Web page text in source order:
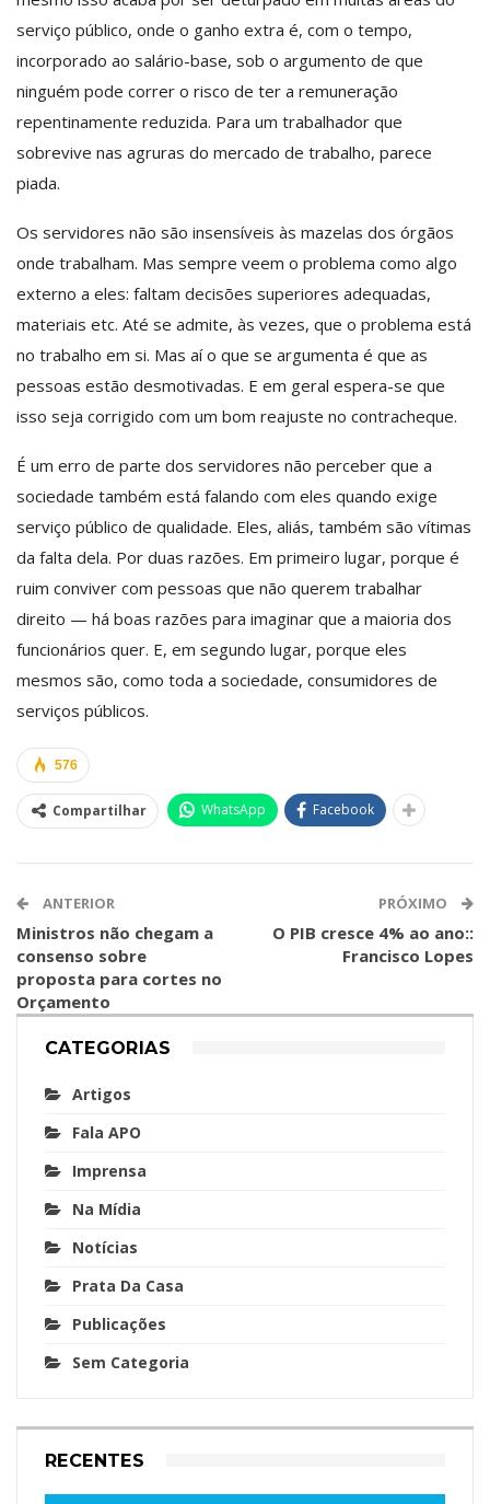
serviço público, onde o ganho extra é, com o tempo,
incorporado ao salário-base, sob o argumento de que
ninguém pode correr o risco de ter a remuneração
repentinamente reduzida. Para um trabalhador que
sobrevive nas agruras do mercado de trabalho, parece
piada.
Os servidores não são insensíveis às mazelas dos órgãos
onde trabalham. Mas sempre veem o problema como algo
externo a eles: faltam decisões superiores adequadas,
materiais etc. Até se admite, às vezes, que o problema está
no trabalho em si. Mas aí o que se argumenta é que as
pessoas estão desmotivadas. E em geral espera-se que
isso seja corrigido com um bom reajuste no contracheque.
É um erro de parte dos servidores não perceber que a
sociedade também está falando com eles quando exige
serviço público de qualidade. Eles, aliás, também são vítimas
da falta dela. Por duas razões. Em primeiro lugar, porque é
ruim conviver com pessoas que não querem trabalhar
direito — há boas razões para imaginar que a maioria dos
funcionários quer. E, em segundo lugar, porque eles
mesmos são, como toda a sociedade, consumidores de
serviços públicos.
576
Compartilhar WhatsApp Facebook
ANTERIOR
Ministros não chegam a
consenso sobre
proposta para cortes no
Orçamento
PRÓXIMO
O PIB cresce 4% ao ano::
Francisco Lopes
CATEGORIAS
Artigos
Fala APO
Imprensa
Na Mídia
Notícias
Prata Da Casa
Publicações
Sem Categoria
RECENTES